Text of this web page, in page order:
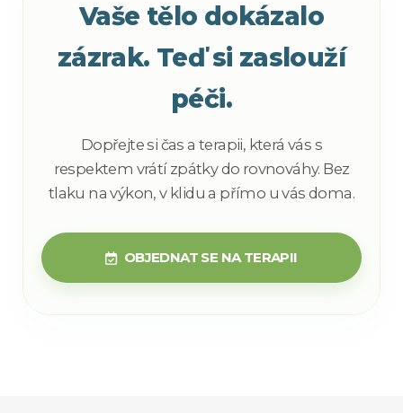
Vaše tělo dokázalo
zázrak. Teď si zaslouží
péči.
Dopřejte si čas a terapii, která vás s
respektem vrátí zpátky do rovnováhy. Bez
tlaku na výkon, v klidu a přímo u vás doma.
OBJEDNAT SE NA TERAPII